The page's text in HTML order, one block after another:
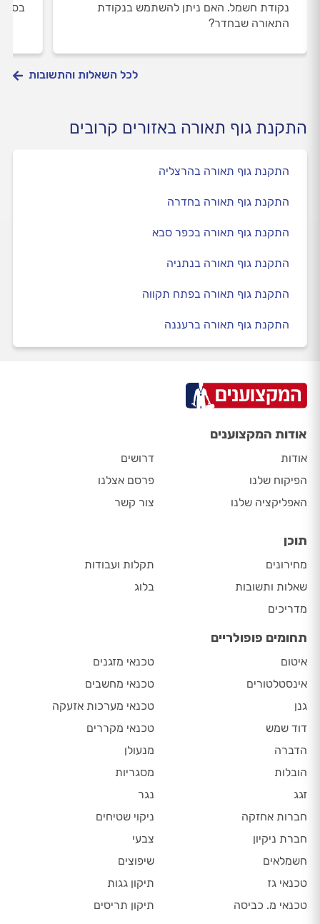
נקודת חשמל. האם ניתן להשתמש בנקודת
התאורה שבחדר?
לכל השאלות והתשובות
התקנת גוף תאורה באזורים קרובים
התקנת גוף תאורה בהרצליה
התקנת גוף תאורה בחדרה
התקנת גוף תאורה בכפר סבא
התקנת גוף תאורה בנתניה
התקנת גוף תאורה בפתח תקווה
התקנת גוף תאורה ברעננה
אודות המקצוענים
אודות
הפיקוח שלנו
האפליקציה שלנו
דרושים
פרסם אצלנו
צור קשר
תוכן
מחירונים
שאלות ותשובות
מדריכים
תקלות ועבודות
בלוג
תחומים פופולריים
איטום
אינסטלטורים
גנן
דוד שמש
הדברה
הובלות
זגג
חברות אחזקה
חברת ניקיון
חשמלאים
טכנאי גז
טכנאי מ. כביסה
טכנאי מזגנים
טכנאי מחשבים
טכנאי מערכות אזעקה
טכנאי מקררים
מנעולן
מסגריות
נגר
ניקוי שטיחים
צבעי
שיפוצים
תיקון גגות
תיקון תריסים